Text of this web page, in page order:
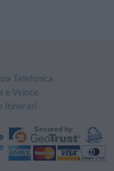
Telefonica
e Veloce
Itinerari